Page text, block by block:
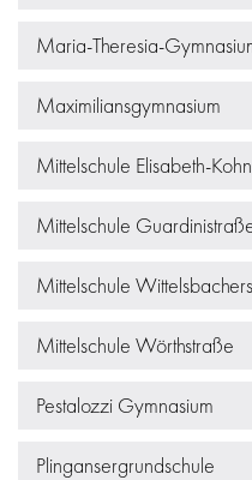
Maria-Theresia-
Maximiliansgymnasium
Mittelschule Elisabeth-
Mittelschule
Mittelschule
Mittelschule Wörthstraße
Pestalozzi Gymnasium
Plingansergrundschule